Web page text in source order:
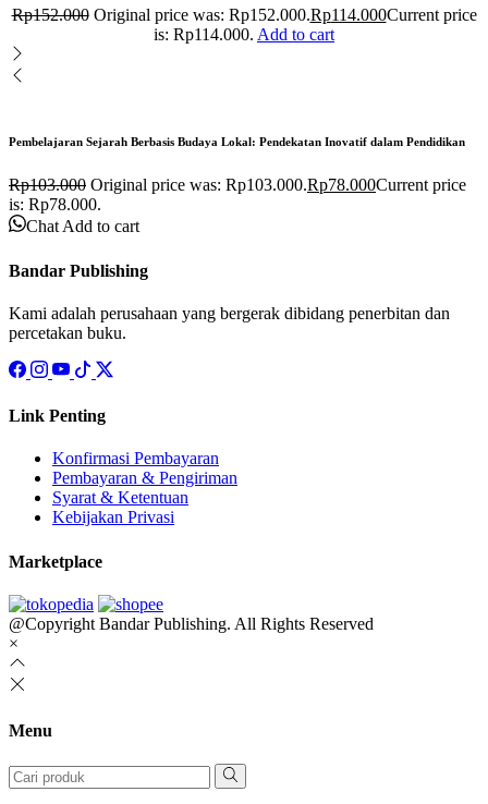
Rp152.000 Original price was: Rp152.000.Rp114.000Current price
is: Rp114.000. Add to cart
Pembelajaran Sejarah Berbasis Budaya Lokal: Pendekatan Inovatif dalam Pendidikan
Rp103.000 Original price was: Rp103.000.Rp78.000Current price
is: Rp78.000.
Chat Add to cart
Bandar Publishing
Kami adalah perusahaan yang bergerak dibidang penerbitan dan
percetakan buku.
Link Penting
Konfirmasi Pembayaran
Pembayaran & Pengiriman
Syarat & Ketentuan
Kebijakan Privasi
Marketplace
@Copyright Bandar Publishing. All Rights Reserved
×
Menu